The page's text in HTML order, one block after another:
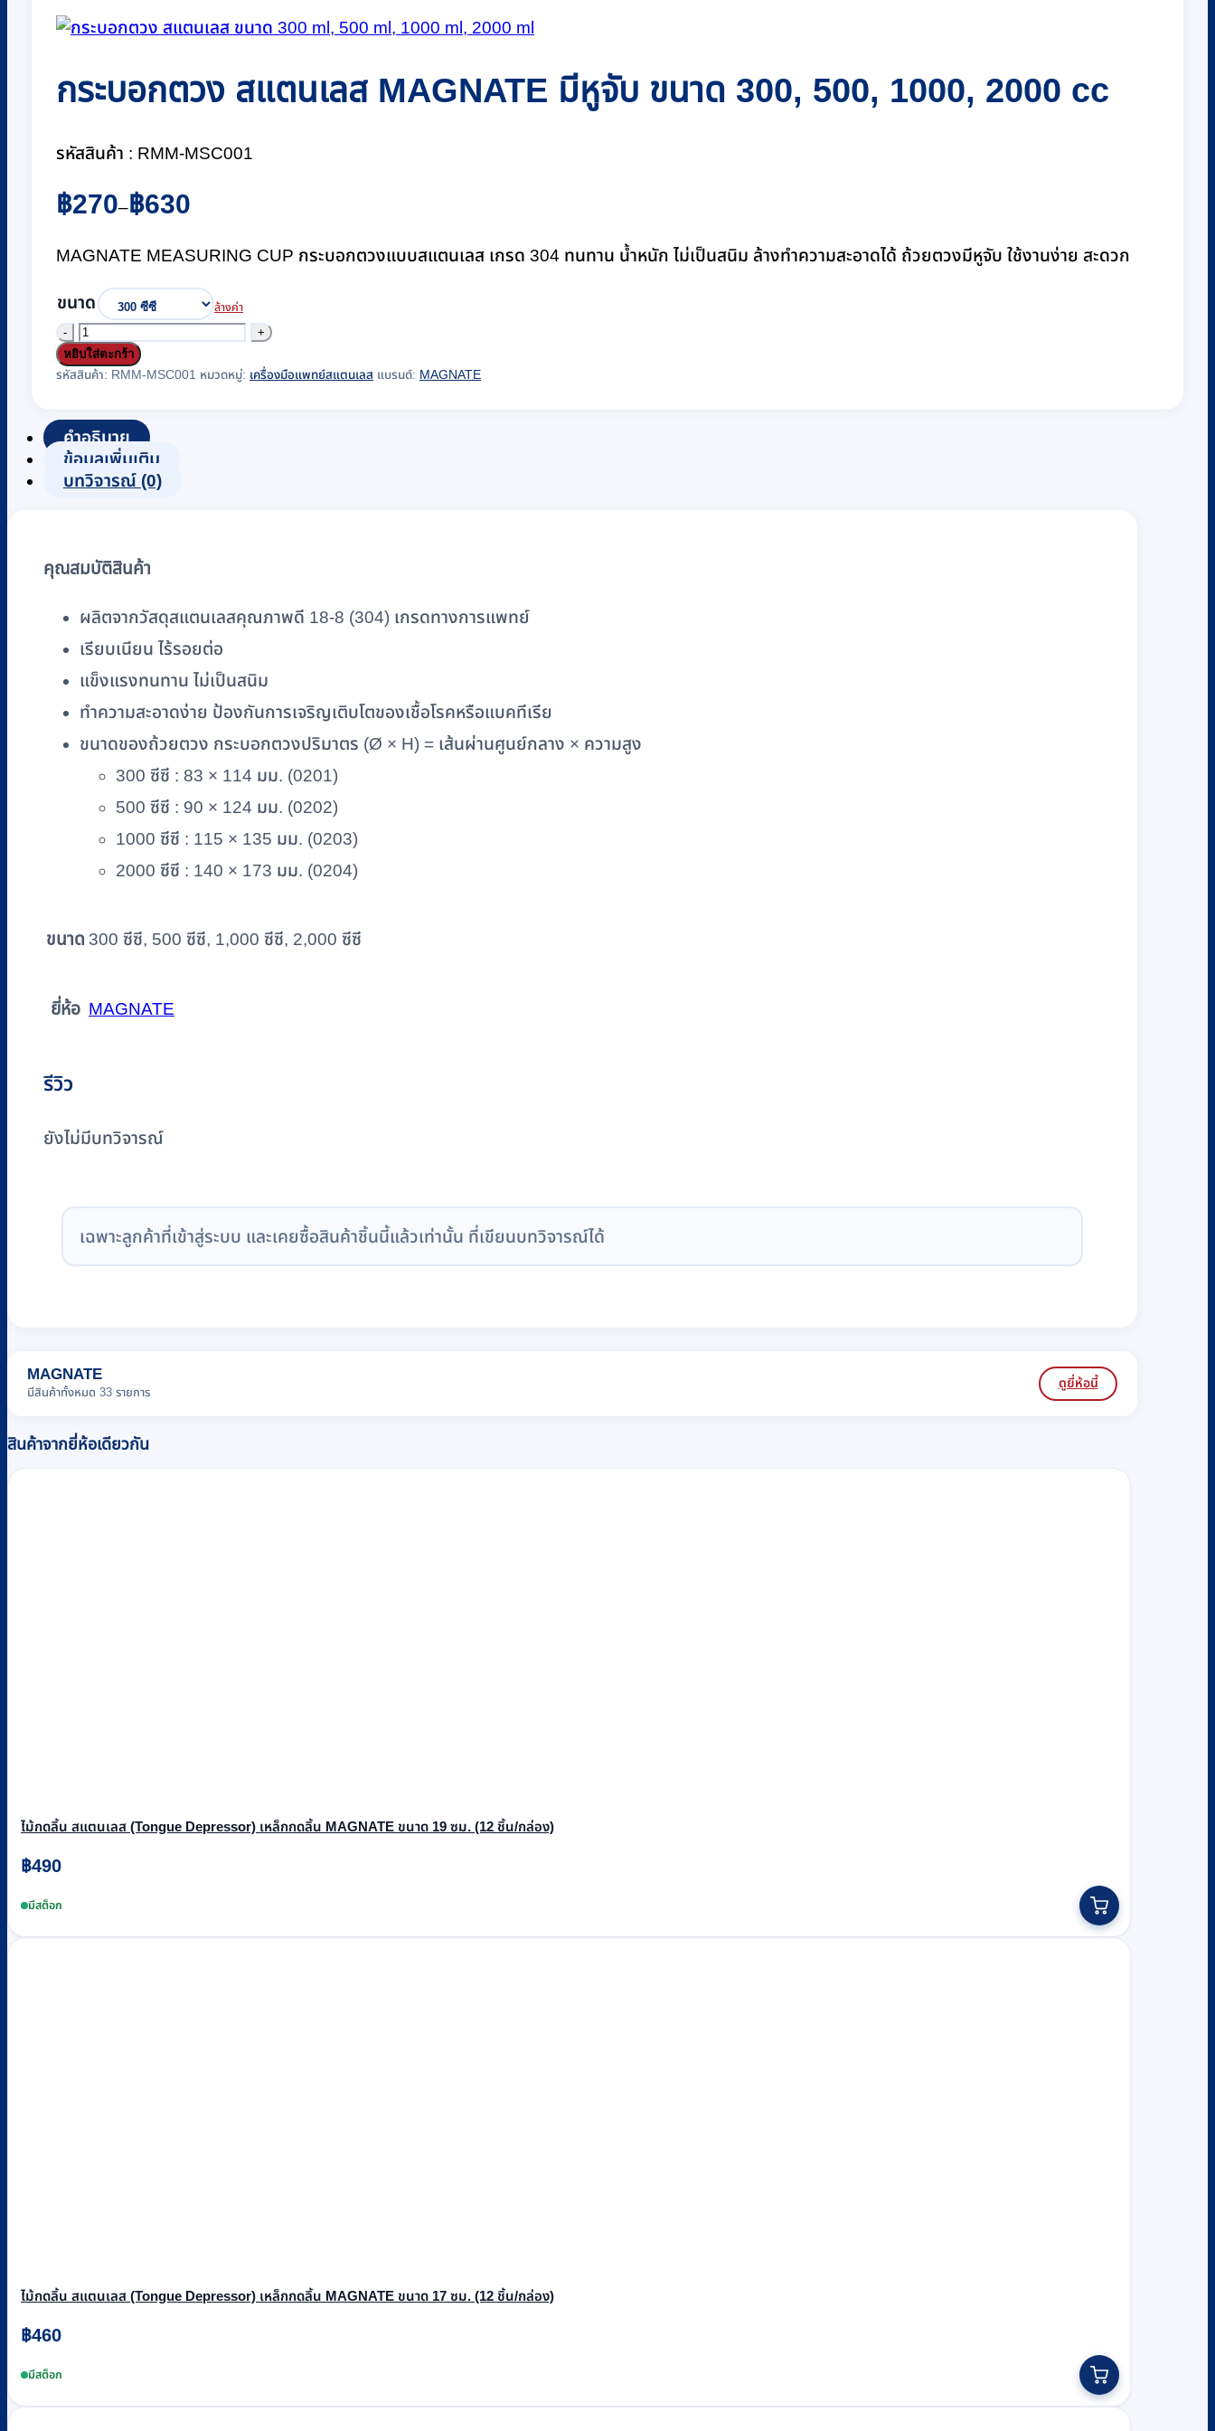
กระบอกตวง สแตนเลส MAGNATE มีหูจับ ขนาด 300, 500, 1000, 2000 cc
รหัสสินค้า : RMM-MSC001
฿270–฿630
Price
range:
through
MAGNATE MEASURING CUP กระบอกตวงแบบสแตนเลส เกรด 304 ทนทาน น้ำหนัก ไม่เป็นสนิม ล้างทำความสะอาดได้ ถ้วยตวงมีหูจับ ใช้งานง่าย สะดวก
ขนาด ล้างค่า
จำนวน
กระบอก
ตวง
แตน
เลส
MAGNATE
จับ
300,
1000,
2000
cc
ชิ้น
หยิบใส่ตะกร้า
รหัสสินค้า: RMM-MSC001 หมวดหมู่: เครื่องมือแพทย์สแตนเลส แบรนด์: MAGNATE
คำอธิบาย
ข้อมูลเพิ่มเติม
บทวิจารณ์ (0)
คุณสมบัติสินค้า
ผลิตจากวัสดุสแตนเลสคุณภาพดี 18-8 (304) เกรดทางการแพทย์
เรียบเนียน ไร้รอยต่อ
แข็งแรงทนทาน ไม่เป็นสนิม
ทำความสะอาดง่าย ป้องกันการเจริญเติบโตของเชื้อโรคหรือแบคทีเรีย
ขนาดของถ้วยตวง กระบอกตวงปริมาตร (Ø × H) = เส้นผ่านศูนย์กลาง × ความสูง
300 ซีซี : 83 × 114 มม. (0201)
500 ซีซี : 90 × 124 มม. (0202)
1000 ซีซี : 115 × 135 มม. (0203)
2000 ซีซี : 140 × 173 มม. (0204)
ขนาด 300 ซีซี, 500 ซีซี, 1,000 ซีซี, 2,000 ซีซี
ยี่ห้อ MAGNATE
รีวิว
ยังไม่มีบทวิจารณ์
เฉพาะลูกค้าที่เข้าสู่ระบบ และเคยซื้อสินค้าชิ้นนี้แล้วเท่านั้น ที่เขียนบทวิจารณ์ได้
MAGNATE
มีสินค้าทั้งหมด 33 รายการ
ดูยี่ห้อนี้
สินค้าจากยี่ห้อเดียวกัน
ไม้กดลิ้น สแตนเลส (Tongue Depressor) เหล็กกดลิ้น MAGNATE ขนาด 19 ซม. (12 ชิ้น/กล่อง)
฿490
มีสต็อก
ไม้กดลิ้น สแตนเลส (Tongue Depressor) เหล็กกดลิ้น MAGNATE ขนาด 17 ซม. (12 ชิ้น/กล่อง)
฿460
มีสต็อก